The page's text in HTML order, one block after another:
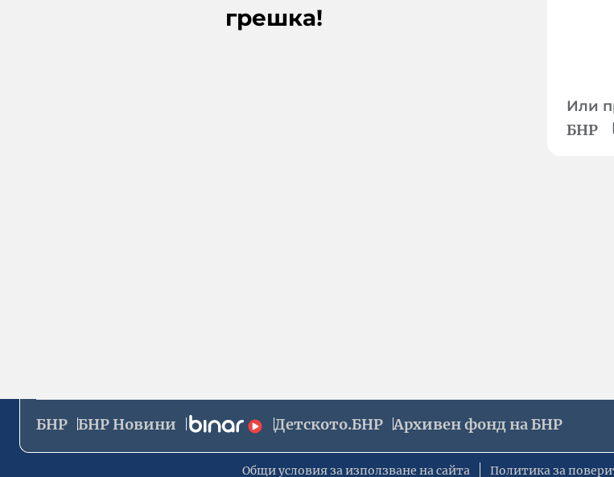
грешка!
Или
БНР
БНР БНР Новини Детското.БНР Архивен фонд на БНР
Общи условия за използване на сайта Политика за